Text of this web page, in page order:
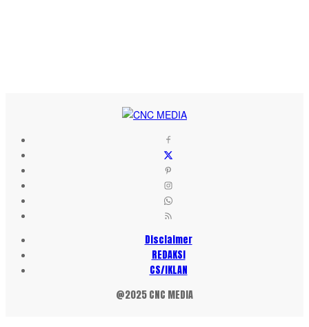
Disclaimer
REDAKSI
CS/IKLAN
@2025 CNC MEDIA